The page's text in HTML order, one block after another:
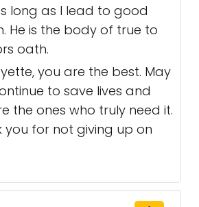
long as I lead to good
He is the body of true to
oath.
you are the best. May
to save lives and
the ones who truly need it.
you for not giving up on